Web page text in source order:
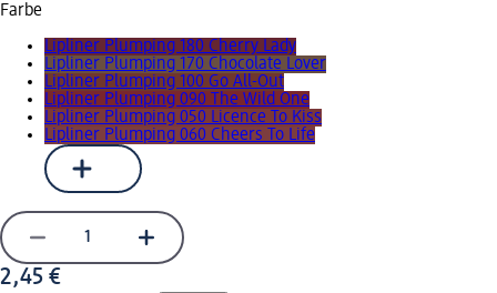
Farbe
Lipliner Plumping 180 Cherry Lady
Lipliner Plumping 170 Chocolate Lover
Lipliner Plumping 100 Go All-Out
Lipliner Plumping 090 The Wild One
Lipliner Plumping 050 Licence To Kiss
Lipliner Plumping 060 Cheers To Life
2,45 €